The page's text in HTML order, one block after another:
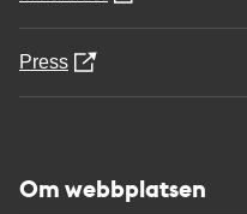
Press
Om webbplatsen